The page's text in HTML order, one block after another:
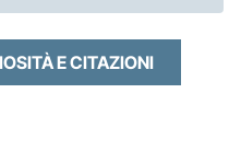
E CITAZIONI